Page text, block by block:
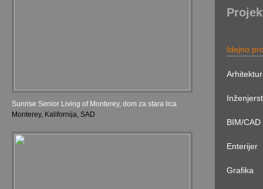
Sunrise Senior Living of Monterey, dom za stara lica
Monterey, Kalifornija, SAD
Idejno
BIM/
Enterijer
Grafika